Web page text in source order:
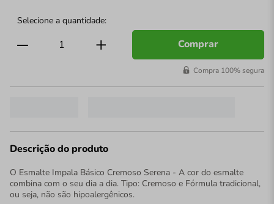
Comprar
Compra 100% segura
Descrição do produto
O Esmalte Impala Básico Cremoso Serena - A cor do esmalte
combina com o seu dia a dia. Tipo: Cremoso e Fórmula tradicional,
ou seja, não são hipoalergênicos.